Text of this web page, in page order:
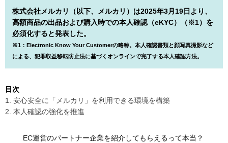
株式会社メルカリ（以下、メルカリ）は2025年3月19日より、
高額商品の出品および購入時での本人確認（eKYC）（※1）を
必須化すると発表した。
※1：Electronic Know Your Customerの略称。本人確認書類と顔写真撮影など
による、犯罪収益移転防止法に基づくオンラインで完了する本人確認方法。
目次
1. 安心安全に「メルカリ」を利用できる環境を構築
2. 本人確認の強化を推進
EC運営のパートナー企業を紹介してもらえるって本当？